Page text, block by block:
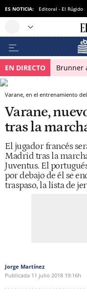
ES NOTICIA: Editoral - El Rúgido
EN DIRECTO Brunner
Varane, en el entrenamiento
Varane,
tras la
El jugador francés
Madrid tras la
Juventus. El
por debajo de él se
traspaso, la lista de
Jorge Martínez
Publicada 11 julio 2018 19:16h